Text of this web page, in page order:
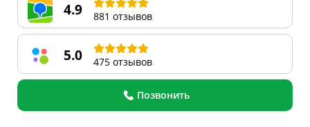
4.9 881 отзывов
5.0 475 отзывов
Позвонить